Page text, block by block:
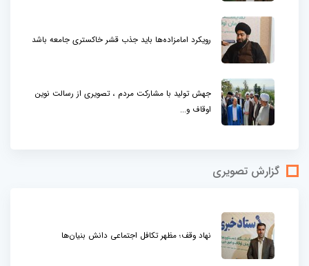
رویکرد امامزاده‌ها باید جذب قشر خاکستری جامعه باشد
جهش تولید با مشارکت مردم ، تصویری از رسالت نوین
اوقاف و...
گزارش تصویری
نهاد وقف؛ مظهر تکافل اجتماعی دانش بنیان‌ها